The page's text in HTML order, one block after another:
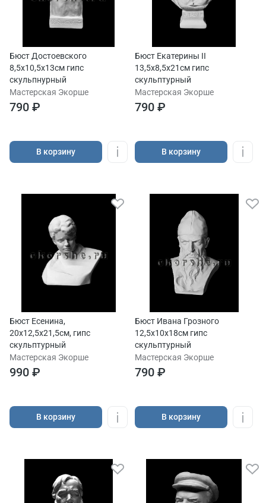
Бюст Достоевского
8,5х10,5х13см гипс
скульпнурный
Мастерская Экорше
790 ₽
В корзину
Бюст Екатерины II
13,5х8,5х21см гипс
скульптурный
Мастерская Экорше
790 ₽
В корзину
Бюст Есенина,
20х12,5х21,5см, гипс
скульптурный
Мастерская Экорше
990 ₽
В корзину
Бюст Ивана Грозного
12,5х10х18см гипс
скульптурный
Мастерская Экорше
790 ₽
В корзину